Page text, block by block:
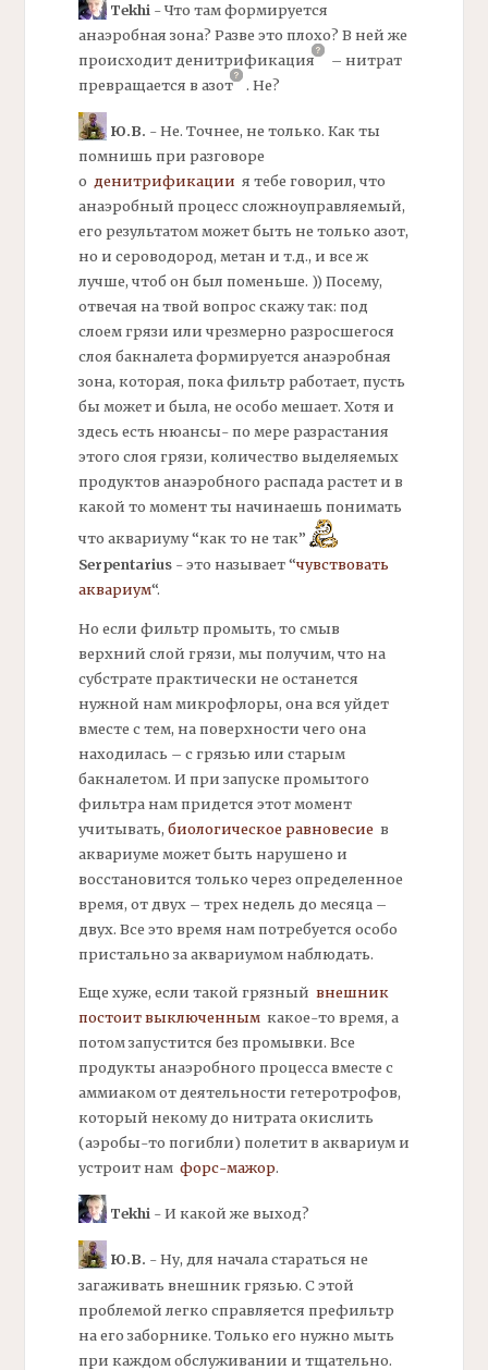
Tekhi - Что там формируется
анаэробная зона? Разве это плохо? В ней же
происходитденитрификация
– нитрат
превращается в азот . Не?
Ю.В. - Не. Точнее, не только. Как ты
помнишь при разговоре
о денитрификации я тебе говорил, что
анаэробный процесс сложноуправляемый,
его результатом может быть не только азот,
но и сероводород, метан и т.д., и все ж
лучше, чтоб он был поменьше. )) Посему,
отвечая на твой вопрос скажу так: под
слоем грязи или чрезмерно разросшегося
слоя бакналета формируется анаэробная
зона, которая, покафильтр работает, пусть
бы может и была, не особо мешает. Хотя и
здесь есть нюансы- по мере разрастания
этого слоя грязи, количество выделяемых
продуктов анаэробного распада растет и в
какой то момент ты начинаешь понимать
что аквариуму “как то не так”
Serpentarius- это называет “чувствовать
аквариум“.
Но если фильтр промыть, то смыв
верхний слой грязи, мы получим, что на
субстрате практически не останется
нужной нам микрофлоры, она вся уйдет
вместе с тем, на поверхности чего она
находилась – с грязью или старым
бакналетом. И при запуске промытого
фильтра нам придется этот момент
учитывать, биологическое равновесие в
аквариуме может быть нарушено и
восстановится только через определенное
время, от двух – трех недель до месяца –
двух. Все это время нам потребуется особо
пристально за аквариумом наблюдать.
Еще хуже, если такой грязный внешник
постоит выключеннымкакое-то время, а
потом запустится без промывки. Все
продукты анаэробного процесса вместе с
аммиаком от деятельности гетеротрофов,
который некому до нитрата окислить
(аэробы-то погибли) полетит в аквариум и
устроит нам форс-мажор.
Tekhi- И какой же выход?
Ю.В. - Ну, для начала стараться не
загаживать внешник грязью. С этой
проблемой легко справляется префильтр
на его заборнике. Только его нужно мыть
при каждом обслуживании и тщательно.